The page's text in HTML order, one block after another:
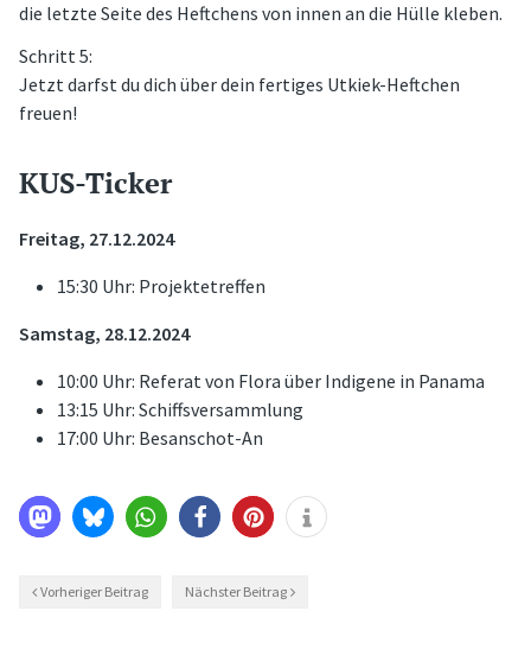
die letzte Seite des Heftchens von innen an die Hülle kleben.
Schritt 5:
Jetzt darfst du dich über dein fertiges Utkiek-Heftchen
freuen!
KUS-Ticker
Freitag, 27.12.2024
15:30 Uhr: Projektetreffen
Samstag, 28.12.2024
10:00 Uhr: Referat von Flora über Indigene in Panama
13:15 Uhr: Schiffsversammlung
17:00 Uhr: Besanschot-An
Vorheriger Beitrag Nächster Beitrag